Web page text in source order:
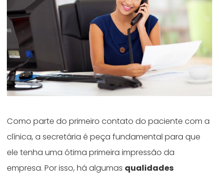
Como parte do primeiro contato do paciente com a
clínica, a secretária é peça fundamental para que
ele tenha uma ótima primeira impressão da
empresa. Por isso, há algumas qualidades